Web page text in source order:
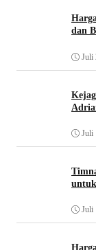
dan
Juli
Juli
Juli